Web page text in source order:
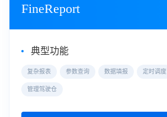
FineReport
典型功能
复杂报表 参数查询 数据填报 定时调度
管理驾驶仓